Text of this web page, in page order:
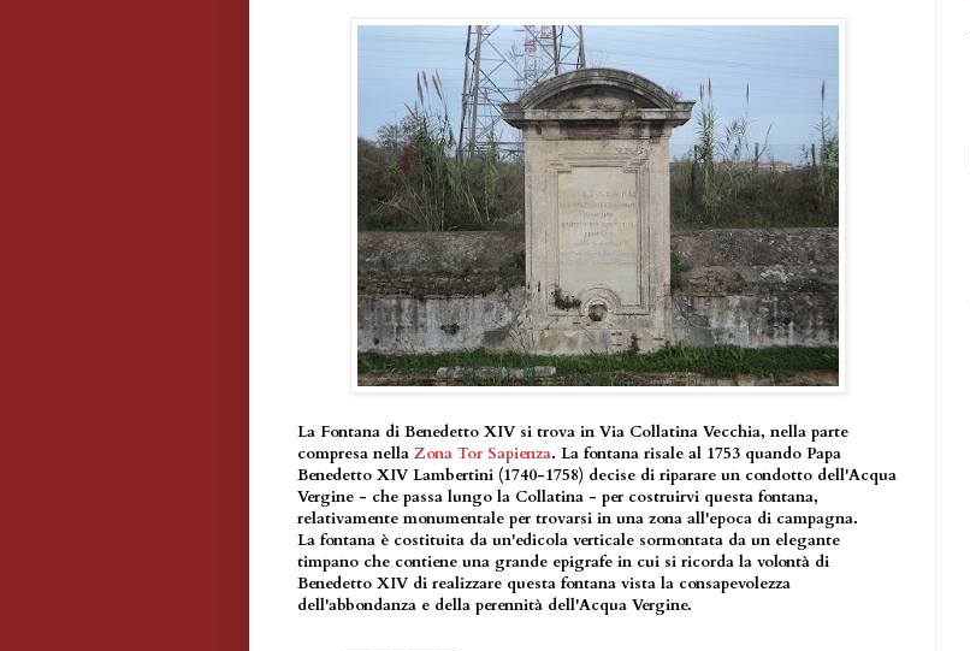
La Fontana di Benedetto XIV si trova in Via Collatina Vecchia, nella parte
compresa nella Zona Tor Sapienza. La fontana risale al 1753 quando Papa
Benedetto XIV Lambertini (1740-1758) decise di riparare un condotto dell'Acqua
Vergine - che passa lungo la Collatina - per costruirvi questa fontana,
relativamente monumentale per trovarsi in una zona all'epoca di campagna.
La fontana è costituita da un'edicola verticale sormontata da un elegante
timpano che contiene una grande epigrafe in cui si ricorda la volontà di
Benedetto XIV di realizzare questa fontana vista la consapevolezza
dell'abbondanza e della perennità dell'Acqua Vergine.